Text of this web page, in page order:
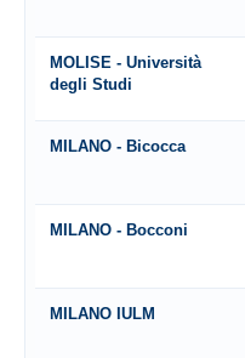
MOLISE - Università
degli Studi
MILANO - Bicocca
MILANO - Bocconi
MILANO IULM